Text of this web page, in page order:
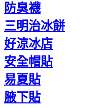
防臭襪
三明治冰餅
好涼冰店
安全帽貼
易夏貼
腋下貼